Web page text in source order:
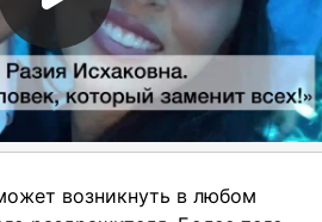
возникнуть в любом